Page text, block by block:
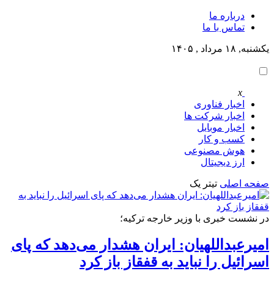
درباره ما
تماس با ما
یکشنبه, ۱۸ مرداد , ۱۴۰۵
x
اخبار فناوری
اخبار شرکت ها
اخبار موبایل
کسب و کار
هوش مصنوعی
ارز دیجیتال
صفحه اصلی تیتر یک
در نشست خبری با وزیر خارجه ترکیه؛
امیرعبداللهیان: ایران هشدار می‌دهد که پای
اسرائیل را نباید به قفقاز باز کرد